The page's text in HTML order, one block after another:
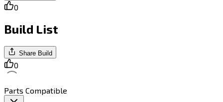
0
Build List
Share Build
0
Parts Compatible